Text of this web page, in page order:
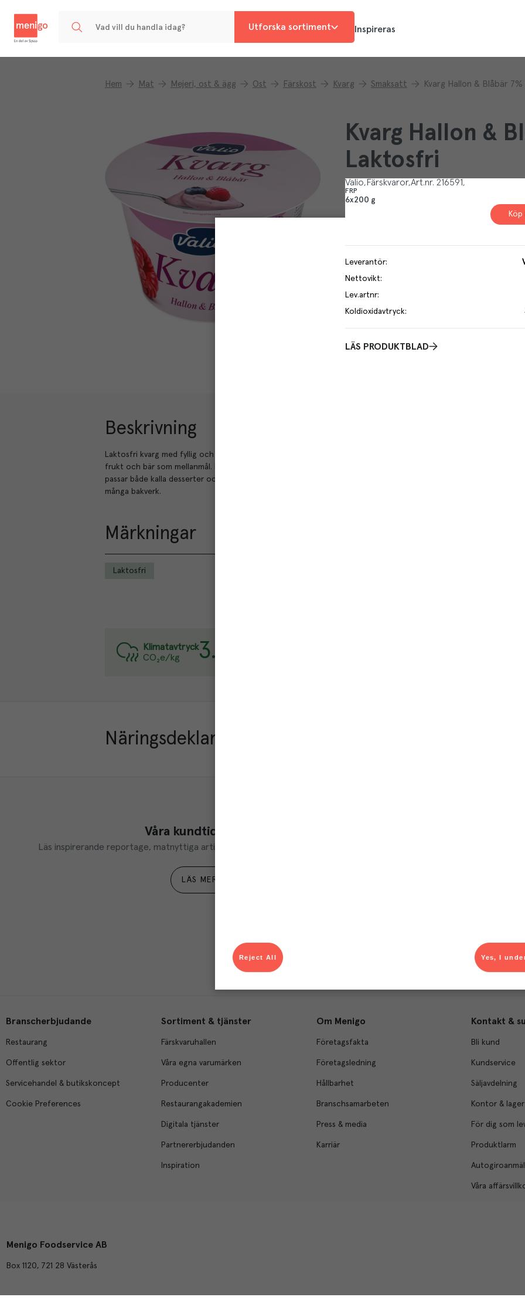
Utforska sortiment Inspireras
Hem Mat Mejeri, ost & ägg Ost Färskost Kvarg Smaksatt Kvarg Hallon & Blåbär
Kvarg Hallon &
Laktosfri
Valio Färskvaror Art.nr. 216591
FRP
6x200 g
Köp
Leverantör:
Nettovikt:
Lev.artnr:
Koldioxidavtryck:
LÄS PRODUKTBLAD
Beskrivning
Laktosfri kvarg med fyllig och rund smak av hallon & blåbär. God som den är tillsammans med
frukt och bär som mellanmål. Passar också utmärkt att baka med då den tål ugnsvärme och
passar både kalla desserter och gräddade bakverk. Kvargen tillför en fyllig och saftig smak till
många bakverk.
Märkningar
Laktosfri
Klimatavtryck
CO₂e/kg
3.1
Varje kilo av varan påverkar klimatet motsvarande utsläppen av 3.1 kg
Näringsdeklaration
Våra kundtidningar
Läs inspirerande reportage, matnyttiga artiklar och ta del av aktuella kampanjer.
LÄS MER
Du som är Menigo-
Branscherbjudande
Restaurang
Offentlig sektor
Servicehandel & butikskoncept
Cookie Preferences
Sortiment & tjänster
Färskvaruhallen
Våra egna varumärken
Producenter
Restaurangakademien
Digitala tjänster
Partnererbjudanden
Inspiration
Om Menigo
Företagsfakta
Företagsledning
Hållbarhet
Branschsamarbeten
Press & media
Karriär
Kontakt &
Bli kund
Kundservice
Säljavdelning
Kontor & lager
För dig som
Produktlarm
Våra
Menigo Foodservice AB
Box 1120, 721 28 Västerås
Yes, I
Reject All